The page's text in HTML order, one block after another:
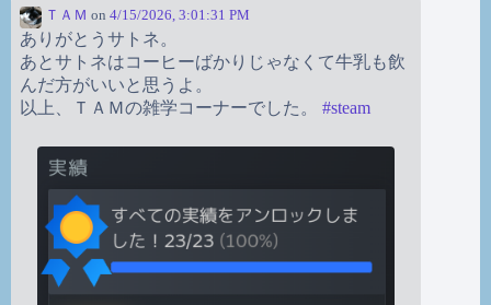
ＴＡＭ on 4/15/2026, 3:01:31 PM
ありがとうサトネ。
あとサトネはコーヒーばかりじゃなくて牛乳も飲
んだ方がいいと思うよ。
以上、ＴＡＭの雑学コーナーでした。 #steam